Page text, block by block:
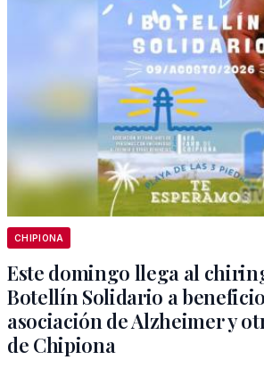
CHIPIONA
Este domingo llega al
Botellín Solidario a
asociación de Alzheimer y
de Chipiona